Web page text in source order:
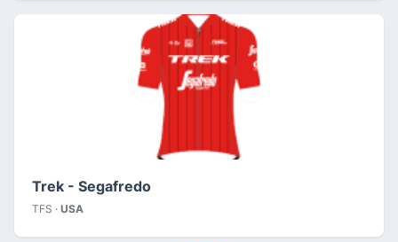
Trek - Segafredo
TFS · USA